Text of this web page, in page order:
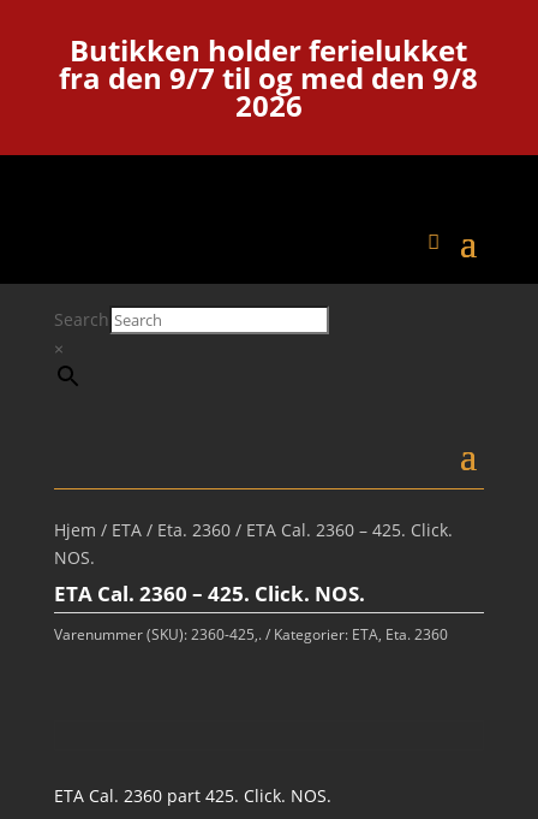
Butikken holder ferielukket
fra den 9/7 til og med den 9/8
2026
Search
×
Hjem / ETA/ Eta. 2360/ ETA Cal. 2360 – 425. Click.
NOS.
ETA Cal. 2360 – 425. Click. NOS.
Varenummer (SKU):2360-425,. Kategorier: ETA, Eta. 2360
ETA Cal. 2360 part 425. Click. NOS.